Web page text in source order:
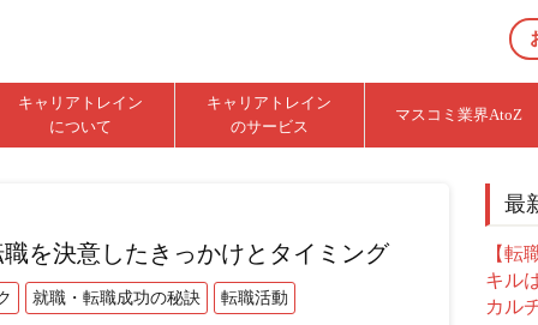
キャリアトレイン
について
キャリアトレイン
のサービス
マスコミ業界AtoZ
を決意したきっかけとタイミング
就職・転職成功の秘訣 転職活動
最
【転
キル
カル